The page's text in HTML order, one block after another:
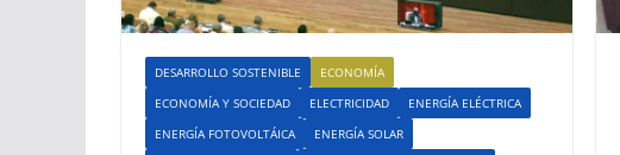
DESARROLLO SOSTENIBLE
ECONOMÍA
ECONOMÍA Y SOCIEDAD
ELECTRICIDAD
ENERGÍA ELÉCTRICA
ENERGÍA FOTOVOLTÁICA
ENERGÍA SOLAR